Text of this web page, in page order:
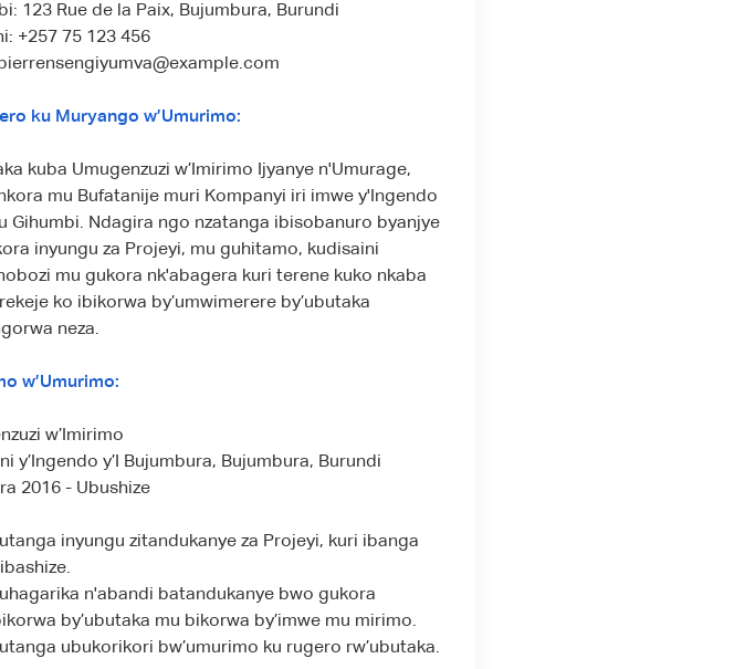
123 Rue de la Paix, Bujumbura, Burundi
+257 75 123 456
ku Muryango w’Umurimo:
kuba Umugenzuzi w’Imirimo Ijyanye n'Umurage,
mu Bufatanije muri Kompanyi iri imwe y'Ingendo
Gihumbi. Ndagira ngo nzatanga ibisobanuro byanjye
inyungu za Projeyi, mu guhitamo, kudisaini
mu gukora nk'abagera kuri terene kuko nkaba
ko ibikorwa by’umwimerere by’ubutaka
neza.
w’Umurimo:
w’Imirimo
y’Ingendo y’I Bujumbura, Bujumbura, Burundi
2016 - Ubushize
inyungu zitandukanye za Projeyi, kuri ibanga
n'abandi batandukanye bwo gukora
by’ubutaka mu bikorwa by’imwe mu mirimo.
ubukorikori bw’umurimo ku rugero rw’ubutaka.